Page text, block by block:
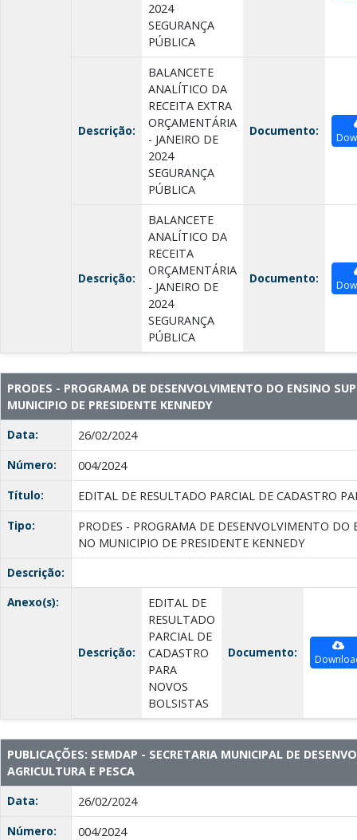
2024
SEGURANÇA
PÚBLICA
Descrição:
BALANCETE
ANALÍTICO DA
RECEITA EXTRA
ORÇAMENTÁRIA
- JANEIRO DE
2024
SEGURANÇA
PÚBLICA
Documento:
Descrição:
BALANCETE
ANALÍTICO DA
RECEITA
ORÇAMENTÁRIA
- JANEIRO DE
2024
SEGURANÇA
PÚBLICA
Documento:
PRODES - PROGRAMA DE DESENVOLVIMENTO DO ENSINO
MUNICIPIO DE PRESIDENTE KENNEDY
Data:
26/02/2024
Número:
004/2024
Título:
EDITAL DE RESULTADO PARCIAL DE CADASTRO
Tipo:
PRODES - PROGRAMA DE DESENVOLVIMENTO DO
NO MUNICIPIO DE PRESIDENTE KENNEDY
Descrição:
Anexo(s):
Descrição:
EDITAL DE
RESULTADO
PARCIAL DE
CADASTRO
PARA
NOVOS
BOLSISTAS
Documento:
PUBLICAÇÕES: SEMDAP - SECRETARIA MUNICIPAL DE
AGRICULTURA E PESCA
Data:
26/02/2024
Número:
004/2024